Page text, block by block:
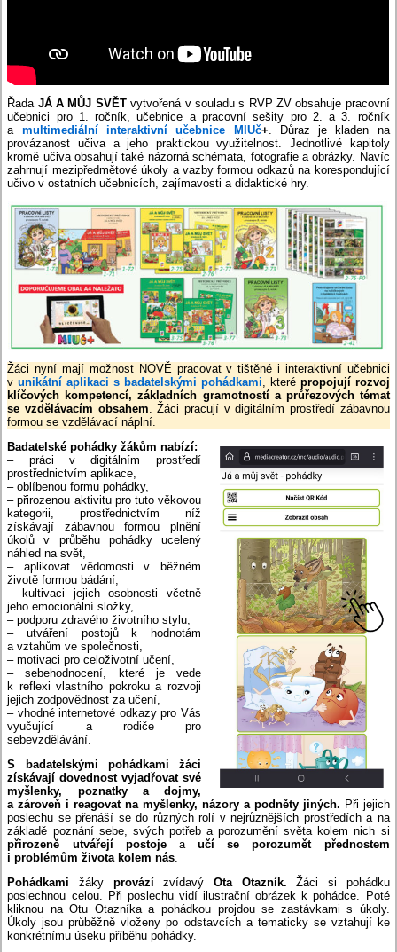
Řada JÁ A MŮJ SVĚTvytvořená v souladu s RVP ZV obsahuje pracovní
učebnici pro 1. ročník, učebnice a pracovní sešity pro 2. a 3. ročník
a multimediální interaktivní učebnice MIUč+ . Důraz je kladen na
provázanost učiva a jeho praktickou využitelnost. Jednotlivé kapitoly
kromě učiva obsahují také názorná schémata, fotografie a obrázky. Navíc
zahrnují mezipředmětové úkoly a vazby formou odkazů na korespondující
učivo v ostatních učebnicích, zajímavosti a didaktické hry.
Žáci nyní mají možnost NOVĚ pracovat v tištěné i interaktivní učebnici
vunikátní aplikaci s badatelskými pohádkami, které propojují rozvoj
klíčových kompetencí, základních gramotností a průřezových témat
se vzdělávacím obsahem. Žáci pracují v digitálním prostředí zábavnou
formou se vzdělávací náplní.
Badatelské pohádky žákům nabízí:
– práci v digitálním prostředí
prostřednictvím aplikace,
– oblíbenou formu pohádky,
– přirozenou aktivitu pro tuto věkovou
kategorii, prostřednictvím níž
získávají zábavnou formou plnění
úkolů v průběhu pohádky ucelený
náhled na svět,
– aplikovat vědomosti v běžném
životě formou bádání,
– kultivaci jejich osobnosti včetně
jeho emocionální složky,
– podporu zdravého životního stylu,
– utváření postojů k hodnotám
a vztahům ve společnosti,
– motivaci pro celoživotní učení,
– sebehodnocení, které je vede
k reflexi vlastního pokroku a rozvoji
jejich zodpovědnost za učení,
– vhodné internetové odkazy pro Vás
vyučující a rodiče pro
sebevzdělávání.
S badatelskými pohádkami žáci
získávají dovednost vyjadřovat své
myšlenky, poznatky a dojmy,
a zároveň i reagovat na myšlenky, názory a podněty jiných. Při jejich
poslechu se přenáší se do různých rolí v nejrůznějších prostředích a na
základě poznání sebe, svých potřeb a porozumění světa kolem nich si
přirozeně utvářejí postoje aučí se porozumět přednostem
i problémům života kolem nás.
Pohádkamižáky provázízvídavý Ota Otazník.Žáci si pohádku
poslechnou celou. Při poslechu vidí ilustrační obrázek k pohádce. Poté
kliknou na Otu Otazníka a pohádkou projdou se zastávkami s úkoly.
Úkoly jsou průběžně vloženy po odstavcích a tematicky se vztahují ke
konkrétnímu úseku příběhu pohádky.